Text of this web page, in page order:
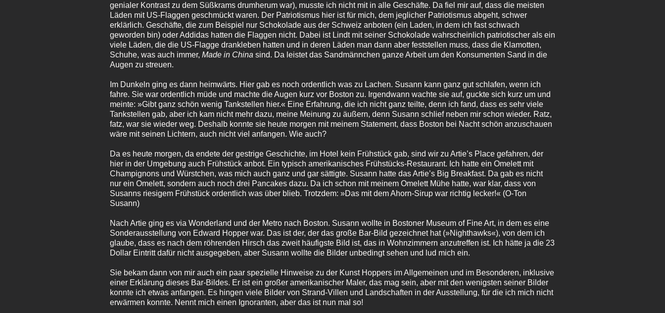
genialer Kontrast zu dem Süßkrams drumherum war), musste ich nicht mit in alle Geschäfte. Da fiel mir auf, dass die meisten
Läden mit US-Flaggen geschmückt waren. Der Patriotismus hier ist für mich, dem jeglicher Patriotismus abgeht, schwer
erklärlich. Geschäfte, die zum Beispiel nur Schokolade aus der Schweiz anboten (ein Laden, in dem ich fast schwach
geworden bin) oder Addidas hatten die Flaggen nicht. Dabei ist Lindt mit seiner Schokolade wahrscheinlich patriotischer als ein
viele Läden, die die US-Flagge drankleben hatten und in deren Läden man dann aber feststellen muss, dass die Klamotten,
Schuhe, was auch immer, Made in China sind. Da leistet das Sandmännchen ganze Arbeit um den Konsumenten Sand in die
Augen zu streuen.
Im Dunkeln ging es dann heimwärts. Hier gab es noch ordentlich was zu Lachen. Susann kann ganz gut schlafen, wenn ich
fahre. Sie war ordentlich müde und machte die Augen kurz vor Boston zu. Irgendwann wachte sie auf, guckte sich kurz um und
meinte: »Gibt ganz schön wenig Tankstellen hier.« Eine Erfahrung, die ich nicht ganz teilte, denn ich fand, dass es sehr viele
Tankstellen gab, aber ich kam nicht mehr dazu, meine Meinung zu äußern, denn Susann schlief neben mir schon wieder. Ratz,
fatz, war sie wieder weg. Deshalb konnte sie heute morgen mit meinem Statement, dass Boston bei Nacht schön anzuschauen
wäre mit seinen Lichtern, auch nicht viel anfangen. Wie auch?
Da es heute morgen, da endete der gestrige Geschichte, im Hotel kein Frühstück gab, sind wir zu Artie’s Place gefahren, der
hier in der Umgebung auch Frühstück anbot. Ein typisch amerikanisches Frühstücks-Restaurant. Ich hatte ein Omelett mit
Champignons und Würstchen, was mich auch ganz und gar sättigte. Susann hatte das Artie’s Big Breakfast. Da gab es nicht
nur ein Omelett, sondern auch noch drei Pancakes dazu. Da ich schon mit meinem Omelett Mühe hatte, war klar, dass von
Susanns riesigem Frühstück ordentlich was über blieb. Trotzdem: »Das mit dem Ahorn-Sirup war richtig lecker!« (O‑Ton
Susann)
Nach Artie ging es via Wonderland und der Metro nach Boston. Susann wollte in Bostoner Museum of Fine Art, in dem es eine
Sonderausstellung von Edward Hopper war. Das ist der, der das große Bar-Bild gezeichnet hat (»Nighthawks«), von dem ich
glaube, dass es nach dem röhrenden Hirsch das zweit häufigste Bild ist, das in Wohnzimmern anzutreffen ist. Ich hätte ja die 23
Dollar Eintritt dafür nicht ausgegeben, aber Susann wollte die Bilder unbedingt sehen und lud mich ein.
Sie bekam dann von mir auch ein paar spezielle Hinweise zu der Kunst Hoppers im Allgemeinen und im Besonderen, inklusive
einer Erklärung dieses Bar-Bildes. Er ist ein großer amerikanischer Maler, das mag sein, aber mit den wenigsten seiner Bilder
konnte ich etwas anfangen. Es hingen viele Bilder von Strand-Villen und Landschaften in der Ausstellung, für die ich mich nicht
erwärmen konnte. Nennt mich einen Ignoranten, aber das ist nun mal so!